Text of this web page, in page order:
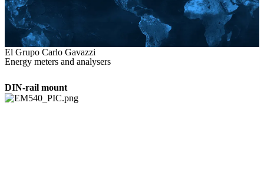
El Grupo Carlo Gavazzi
Energy meters and analysers
DIN-rail mount